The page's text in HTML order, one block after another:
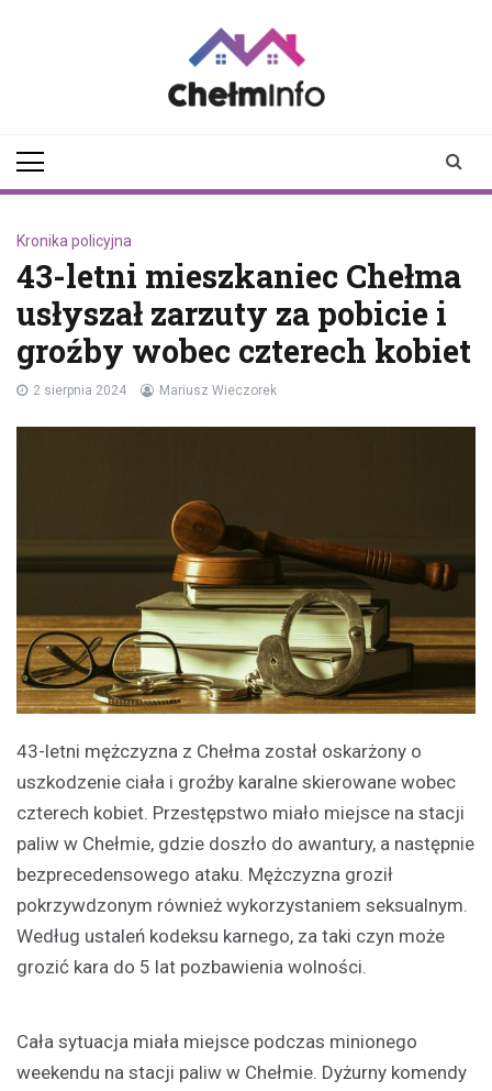
Kronika policyjna
43-letni mieszkaniec Chełma
usłyszał zarzuty za pobicie i
groźby wobec czterech kobiet
2 sierpnia 2024 Mariusz Wieczorek
43-letni mężczyzna z Chełma został oskarżony o
uszkodzenie ciała i groźby karalne skierowane wobec
czterech kobiet. Przestępstwo miało miejsce na stacji
paliw w Chełmie, gdzie doszło do awantury, a następnie
bezprecedensowego ataku. Mężczyzna groził
pokrzywdzonym również wykorzystaniem seksualnym.
Według ustaleń kodeksu karnego, za taki czyn może
grozić kara do 5 lat pozbawienia wolności.
Cała sytuacja miała miejsce podczas minionego
weekendu na stacji paliw w Chełmie. Dyżurny komendy